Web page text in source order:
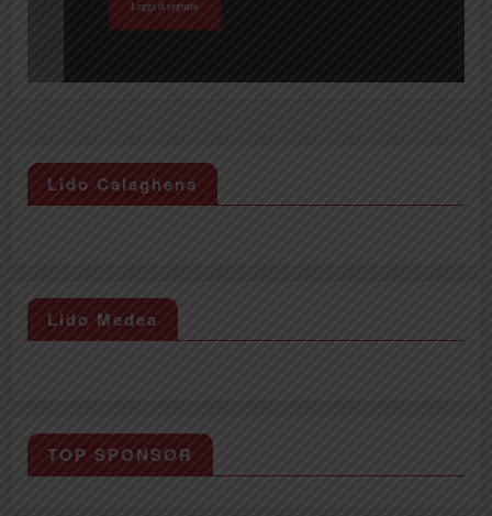
Leggi il seguito
Lido Calaghena
Lido Medea
TOP SPONSOR